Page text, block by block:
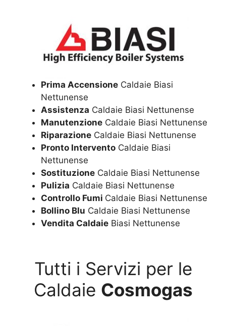
Prima Accensione Caldaie Biasi
Nettunense
Assistenza Caldaie Biasi Nettunense
Manutenzione Caldaie Biasi Nettunense
Riparazione Caldaie Biasi Nettunense
Pronto Intervento Caldaie Biasi
Nettunense
Sostituzione Caldaie Biasi Nettunense
Pulizia Caldaie Biasi Nettunense
Controllo Fumi Caldaie Biasi Nettunense
Bollino Blu Caldaie Biasi Nettunense
Vendita Caldaie Biasi Nettunense
Tutti i Servizi per le
Caldaie Cosmogas